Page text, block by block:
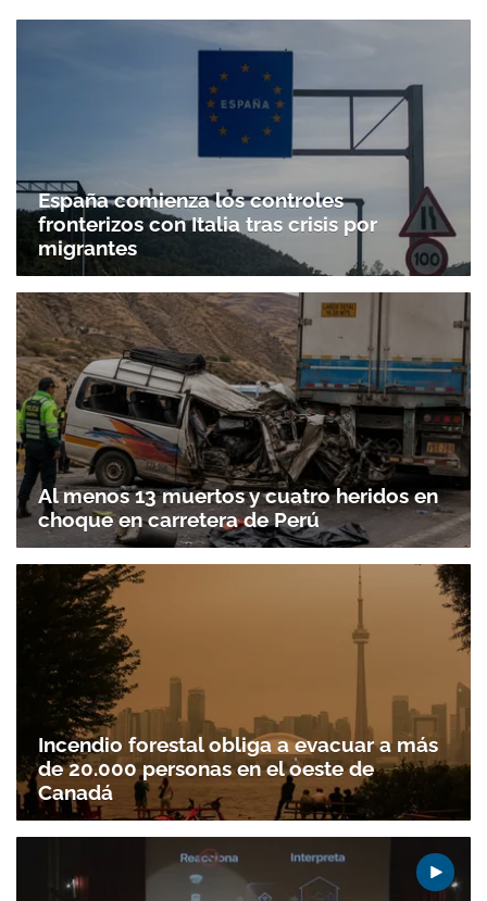
España comienza los controles
fronterizos con Italia tras crisis por
migrantes
Al menos 13 muertos y cuatro heridos en
choque en carretera de Perú
Incendio forestal obliga a evacuar a más
de 20.000 personas en el oeste de
Canadá